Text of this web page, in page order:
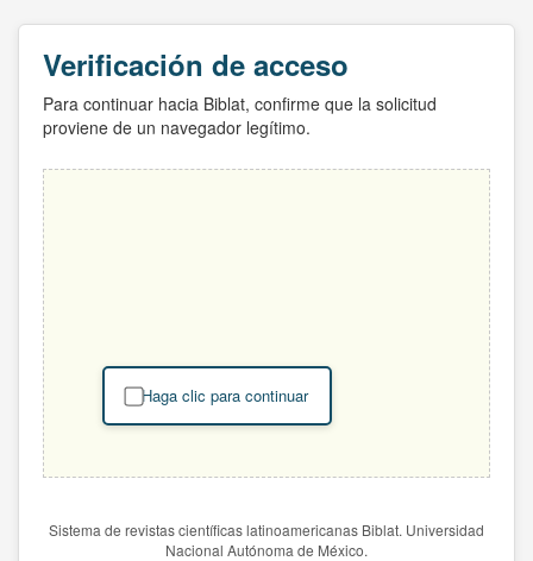
Verificación de acceso
Para continuar hacia Biblat, confirme que la solicitud
proviene de un navegador legítimo.
Haga clic para continuar
Sistema de revistas científicas latinoamericanas Biblat. Universidad
Nacional Autónoma de México.